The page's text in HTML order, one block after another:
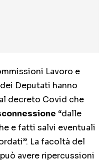
Lavoro e
Deputati hanno
decreto Covid che
“dalle
e fatti salvi eventuali
La facoltà del
avere ripercussioni